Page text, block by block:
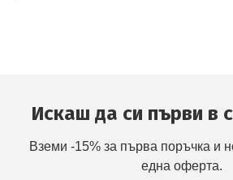
Искаш да си първи в
Вземи -15% за първа поръчка и
една оферта.